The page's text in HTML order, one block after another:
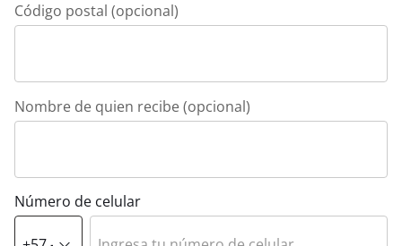
Código postal (opcional)
Nombre de quien recibe (opcional)
Número de celular